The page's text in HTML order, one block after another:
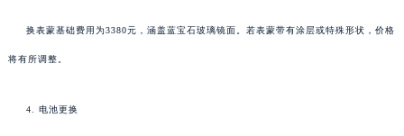
换表蒙基础费用为3380元，涵盖蓝宝石玻璃镜面。若表蒙带有涂层或特殊形状，价格
将有所调整。
4. 电池更换